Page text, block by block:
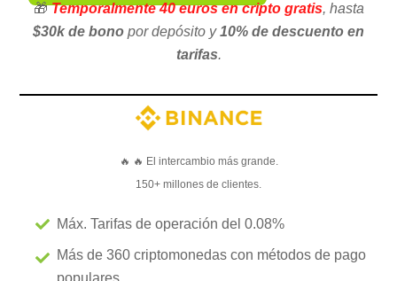
🎁Temporalmente 40 eurosen cripto gratis, hasta
$30k de bono por depósito y10% de descuento en
tarifas.
🔥 🔥 El intercambio más grande.
150+ millones de clientes.
Máx. Tarifas de operación del 0.08%
Más de 360 criptomonedas con métodos de pago
populares